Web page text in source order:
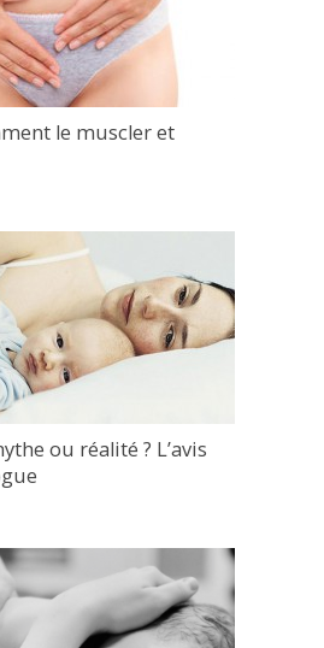
le muscler et
ou réalité ? L’avis